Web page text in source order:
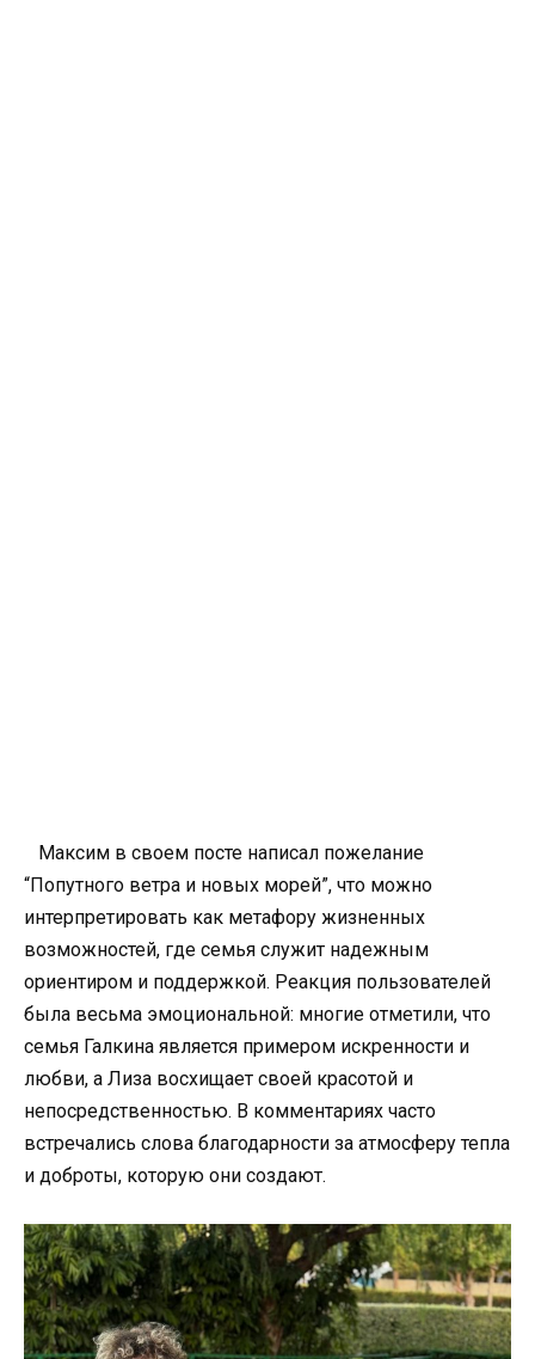
Максим в своем посте написал пожелание
“Попутного ветра и новых морей”, что можно
интерпретировать как метафору жизненных
возможностей, где семья служит надежным
ориентиром и поддержкой. Реакция пользователей
была весьма эмоциональной: многие отметили, что
семья Галкина является примером искренности и
любви, а Лиза восхищает своей красотой и
непосредственностью. В комментариях часто
встречались слова благодарности за атмосферу тепла
и доброты, которую они создают.